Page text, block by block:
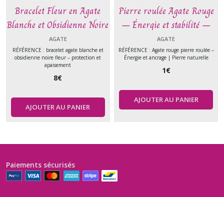
Bracelet Fleur en Agate
Blanche et Obsidienne Noire
– Pureté et Protection
AGATE
RÉFÉRENCE : bracelet agate blanche et
obsidienne noire fleur – protection et
apaisement
8€
AJOUTER AU PANIER
Pierre roulée Agate Rouge
– Énergie et stabilité –
Pierre naturelle
AGATE
RÉFÉRENCE : Agate rouge pierre roulée –
Énergie et ancrage | Pierre naturelle
1€
AJOUTER AU PANIER
Paiements sécurisés